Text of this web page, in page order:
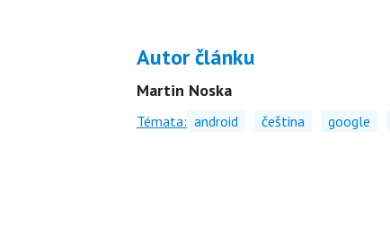
Autor článku
Martin Noska
Témata: android čeština google